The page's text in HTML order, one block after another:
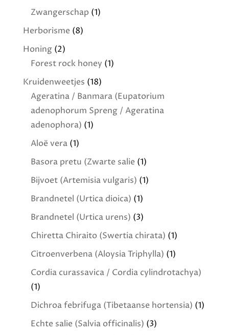
Zwangerschap (1)
Herborisme (8)
Honing(2)
Forest rock honey (1)
Kruidenweetjes (18)
Ageratina / Banmara (Eupatorium
adenophorum Spreng / Ageratina
adenophora) (1)
Aloë vera(1)
Basora pretu (Zwarte salie (1)
Bijvoet (Artemisia vulgaris) (1)
Brandnetel (Urtica dioica) (1)
Brandnetel (Urtica urens) (3)
Chiretta Chiraito (Swertia chirata) (1)
Citroenverbena (Aloysia Triphylla) (1)
Cordia curassavica / Cordia cylindrotachya)
(1)
Dichroa febrifuga (Tibetaanse hortensia) (1)
Echte salie (Salvia officinalis) (3)